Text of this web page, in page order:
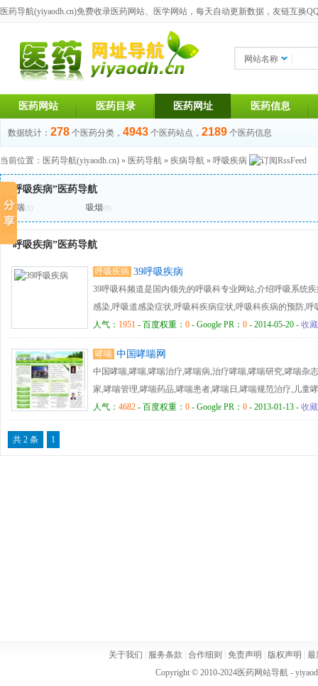
医药导航(yiyaodh.cn)免费收录医药网站、医学网站，每天自动更新数据，友链互换
网站名称
医药网站 医药目录 医药网址 医药信息
数据统计： 278 个医药分类， 4943 个医药站点， 2189 个医药信息
当前位置： 医药导航(yiyaodh.cn) » 医药导航 » 疾病导航 » 呼吸疾病
“呼吸疾病”医药导航
哮喘(1) 吸烟(0)
“呼吸疾病”医药导航
呼吸疾病 39呼吸疾病
39呼吸科频道是国内领先的呼吸科专业网站,介绍呼吸系统
感染,呼吸道感染症状,呼吸科疾病症状,呼吸科疾病的预防,
疾病用药,呼吸科疾病诊断等方面，包括的疾病有感冒,流感,
人气： 1951 - 百度权重： 0 - Google PR： 0 - 2014-05-20 - 收藏
哮喘 中国哮喘网
中国哮喘,哮喘,哮喘治疗,哮喘病,治疗哮喘,哮喘研究,哮喘杂
家,哮喘管理,哮喘药品,哮喘患者,哮喘日,哮喘规范治疗,儿童
治哮喘，规范治疗，中西医结合治疗哮喘，康益德医院，王
人气： 4682 - 百度权重： 0 - Google PR： 0 - 2013-01-13 - 收藏
共 2 条 1
关于我们 服务条款 合作细则 免责声明 版权声明
最
Copyright © 2010-2024医药网站导航-